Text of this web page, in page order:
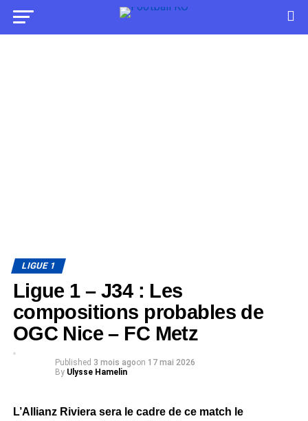
LIGUE 1
Ligue 1 – J34 : Les
compositions probables de
OGC Nice – FC Metz
Published 3 mois agoon 17 mai 2026
By Ulysse Hamelin
L’Allianz Riviera sera le cadre de ce match le